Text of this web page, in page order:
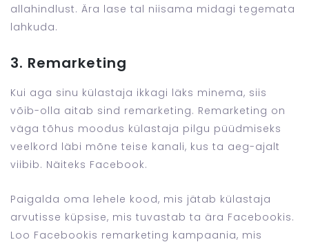
allahindlust. Ära lase tal niisama midagi tegemata
lahkuda.
3. Remarketing
Kui aga sinu külastaja ikkagi läks minema, siis
võib-olla aitab sind remarketing. Remarketing on
väga tõhus moodus külastaja pilgu püüdmiseks
veelkord läbi mõne teise kanali, kus ta aeg-ajalt
viibib. Näiteks Facebook.
Paigalda oma lehele kood, mis jätab külastaja
arvutisse küpsise, mis tuvastab ta ära Facebookis.
Loo Facebookis remarketing kampaania, mis